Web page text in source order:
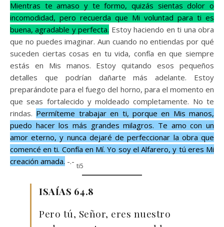
Mientras te amaso y te formo, quizás sientas dolor o
incomodidad, pero recuerda que Mi voluntad para ti es
buena, agradable y perfecta. Estoy haciendo en ti una obra
que no puedes imaginar. Aun cuando no entiendas por qué
suceden ciertas cosas en tu vida, confía en que siempre
estás en Mis manos. Estoy quitando esos pequeños
detalles que podrían dañarte más adelante. Estoy
preparándote para el fuego del horno, para el momento en
que seas fortalecido y moldeado completamente. No te
rindas. Permíteme trabajar en ti, porque en Mis manos,
puedo hacer los más grandes milagros. Te amo con un
amor eterno, y nunca dejaré de perfeccionar la obra que
comencé en ti. Confía en Mí. Yo soy el Alfarero, y tú eres Mi
creación amada. -.- ti5
ISAÍAS 64.8
Pero tú, Señor, eres nuestro